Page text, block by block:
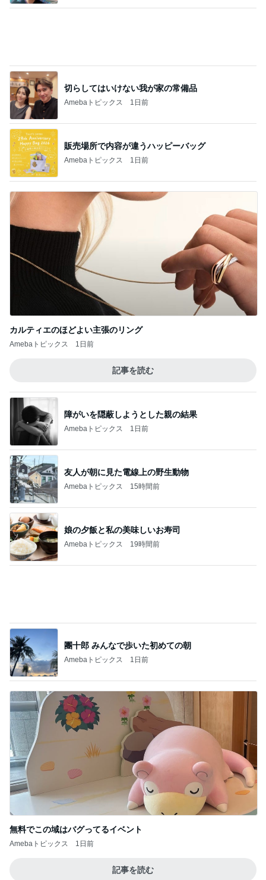
カルティエのほどよい主張のリング
Amebaトピックス
記事を読む
障がいを隠蔽しようとした親の結果
Amebaトピックス 1日前
友人が朝に見た電線上の野生動物
Amebaトピックス
娘の夕飯と私の美味しいお寿司
Amebaトピックス 19時間前
Amebaトピックス 1日前
無料でこの域はバグってるイベント
Amebaトピックス
美奈代 ヤクルトのマスカット味
Amebaトピックス
高くて買えないコストコのあんドーナツ
Amebaトピックス 2日前
だいた 行けない全身マッサージの訳
Amebaトピックス 1日前
ビュッフェで爆食いした高級品
1日前